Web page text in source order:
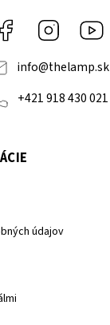
Facebook Instagram
info@thelamp.sk
+421 918 430 021
údajov